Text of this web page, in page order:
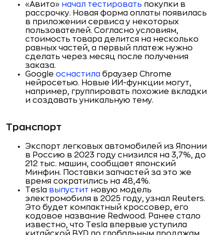
«Авито» начал тестировать покупки в
рассрочку. Новая форма оплаты появилась
в приложении сервиса у некоторых
пользователей. Согласно условиям,
стоимость товара делится на несколько
равных частей, а первый платеж нужно
сделать через месяц после получения
заказа.
Google оснастила браузер Chrome
нейросетью. Новые ИИ-функции могут,
например, группировать похожие вкладки
и создавать уникальную тему.
Транспорт
Экспорт легковых автомобилей из Японии
в Россию в 2023 году снизился на 3,7%, до
212 тыс. машин, сообщает японский
Минфин. Поставки запчастей за это же
время сократились на 48,4%.
Tesla выпустит новую модель
электромобиля в 2025 году, узнал Reuters.
Это будет компактный кроссовер, его
кодовое название Redwood. Ранее стало
известно, что Tesla впервые уступила